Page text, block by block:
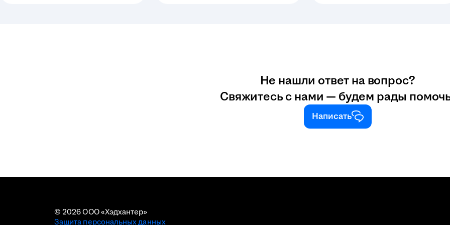
Не нашли ответ на вопрос?
Свяжитесь с нами — будем рады
Написать
© 2026 ООО «Хэдхантер»
Защита персональных данных